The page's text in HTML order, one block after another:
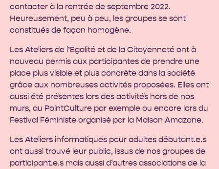
contacter à la rentrée de septembre 2022.
Heureusement, peu à peu, les groupes se sont
constitués de façon homogène.
Les Ateliers de l’Egalité et de la Citoyenneté ont à
nouveau permis aux participantes de prendre une
place plus visible et plus concrète dans la société
grâce aux nombreuses activités proposées. Elles ont
aussi été présentes lors des activités hors de nos
murs, au PointCulture par exemple ou encore lors du
Festival Féministe organisé par la Maison Amazone.
Les Ateliers informatiques pour adultes débutant.e.s
ont aussi trouvé leur public, issus de nos groupes de
participant.e.s mais aussi d’autres associations de la